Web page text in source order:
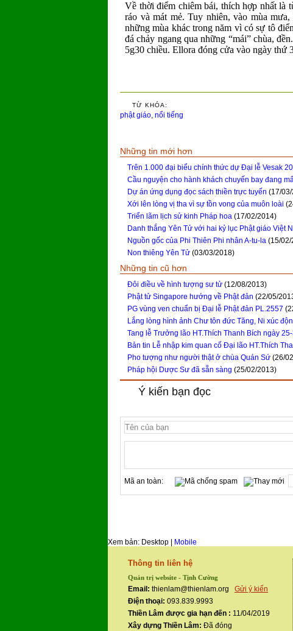
Về thời điểm chiêm bái, thích hợp nhất là
ráo và mát mẻ. Tuy nhiên, vào mùa
những mùa khác trong năm vì có sự tô
đá chảy ngang qua những “mái” chùa,
5g30 chiều. Ellora đóng cửa vào ngày thứ
TỪ KHÓA:
phật giáo, nổi tiếng
Những tin mới hơn
Trên 1.000 đại biểu chính thức dự Đại lễ Vesak
Cầu nguyện cho hành khách chuyến bay đang
Dự án ứng dụng đọc sách thiền trực tuyến (17/
Xới lên lòng vị tha vì sự tồn vong của muôn loài
Triển lãm lịch sử kinh Pháp hoa (17/02/2014)
Danh thắng Yên Tử với hai kỷ lục Phật giáo Việt
Nguồn gốc của Phi Thiên Phi nhân A-tu-la (15/
Non thiêng Yên Tử (03/03/2018)
Những tin cũ hơn
Đôi điều về hình tượng sư tử (12/08/2013)
Phật tử Singapore hướng về Phật đản (22/05/
PG vùng ven chuẩn bị Đại lễ Phật đản PL.2557
Lắng lòng hình ảnh Chư tôn đức Tăng, Ni xúc
Tang lễ Trưởng lão HT.Thích Thanh Bích ngày
Bản tin Lễ nhập kim quan cố Đại lão HT.Thích
Pho tượng như người thật ở chùa Quán Sứ (26/
Pháp hội Dược Sư đã sẵn sàng (25/02/2013)
Ý kiến bạn đọc
Mã an toàn:
Xem bản: Desktop | Mobile
Thông tin liên hệ
Quản trị website - Tịnh Cường
Email: thienlam@thienlam.org Gửi ý kiến
Điện thoại: 093.839.9993
Thiền Lâm được gia hạn đến : 11/04/2019
Xây dựng Thiền Lâm: Đã đóng